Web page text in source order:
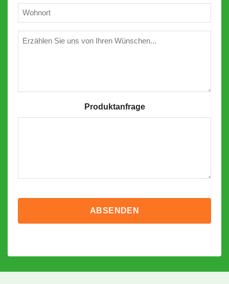
(erforderlich)
Wünschen
Produktanfrage